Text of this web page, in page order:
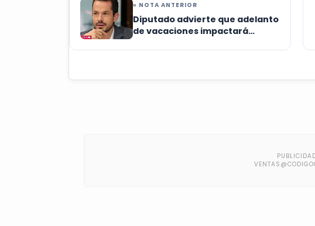
« NOTA ANTERIOR
Diputado advierte que adelanto
de vacaciones impactará